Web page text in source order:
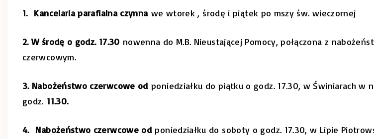
1. Kancelaria parafialna czynnawe wtorek , środę i piątek po mszy św. wieczornej
2. W środę o godz. 17.30 nowenna do M.B. Nieustającej Pomocy, połączona z
czerwcowym.
3. Nabożeństwo czerwcowe odponiedziałku do piątku o godz. 17.30, w Świniarach w
godz. 11.30.
4. Nabożeństwo czerwcowe odponiedziałku do soboty o godz. 17.30, w Lipie